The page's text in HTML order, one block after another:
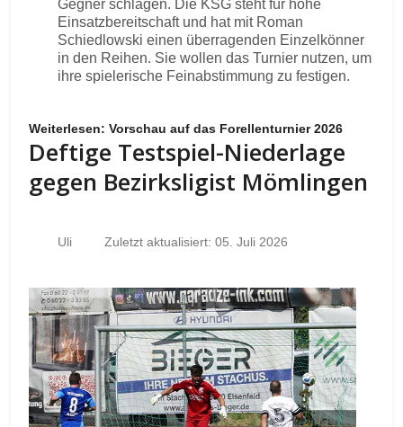
Gegner schlagen. Die KSG steht für hohe
Einsatzbereitschaft und hat mit Roman
Schiedlowski einen überragenden Einzelkönner
in den Reihen. Sie wollen das Turnier nutzen, um
ihre spielerische Feinabstimmung zu festigen.
Weiterlesen: Vorschau auf das Forellenturnier 2026
Deftige Testspiel-Niederlage
gegen Bezirksligist Mömlingen
Uli Zuletzt aktualisiert: 05. Juli 2026